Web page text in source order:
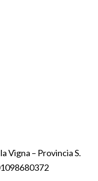
Vigna – Provincia S.